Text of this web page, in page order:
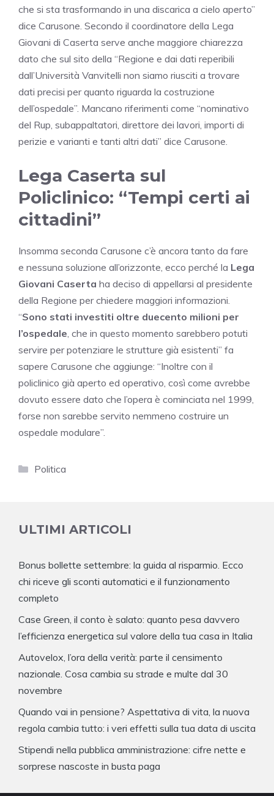
che si sta trasformando in una discarica a cielo aperto”
dice Carusone. Secondo il coordinatore della Lega
Giovani di Caserta serve anche maggiore chiarezza
dato che sul sito della “Regione e dai dati reperibili
dall’Università Vanvitelli non siamo riusciti a trovare
dati precisi per quanto riguarda la costruzione
dell’ospedale”. Mancano riferimenti come “nominativo
del Rup, subappaltatori, direttore dei lavori, importi di
perizie e varianti e tanti altri dati” dice Carusone.
Lega Caserta sul
Policlinico: “Tempi certi ai
cittadini”
Insomma seconda Carusone c’è ancora tanto da fare
e nessuna soluzione all’orizzonte, ecco perché la Lega
Giovani Caserta ha deciso di appellarsi al presidente
della Regione per chiedere maggiori informazioni.
“Sono stati investiti oltre duecento milioni per
l’ospedale, che in questo momento sarebbero potuti
servire per potenziare le strutture già esistenti” fa
sapere Carusone che aggiunge: “Inoltre con il
policlinico già aperto ed operativo, così come avrebbe
dovuto essere dato che l’opera è cominciata nel 1999,
forse non sarebbe servito nemmeno costruire un
ospedale modulare”.
Categorie
Politica
ULTIMI ARTICOLI
Bonus bollette settembre: la guida al risparmio. Ecco
chi riceve gli sconti automatici e il funzionamento
completo
Case Green, il conto è salato: quanto pesa davvero
l’efficienza energetica sul valore della tua casa in Italia
Autovelox, l’ora della verità: parte il censimento
nazionale. Cosa cambia su strade e multe dal 30
novembre
Quando vai in pensione? Aspettativa di vita, la nuova
regola cambia tutto: i veri effetti sulla tua data di uscita
Stipendi nella pubblica amministrazione: cifre nette e
sorprese nascoste in busta paga